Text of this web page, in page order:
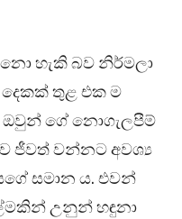
හැකි බව නිර්මලා
තුළ එක ම
ඔවුන් ගේ නොගැලපීම්
ජීවත් වන්නට අවශ්‍ය
සමාන ය. එවන්
උනුන් හඳුනා